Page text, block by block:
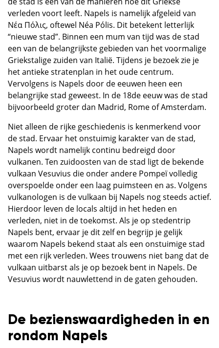
verleden voort leeft. Napels is namelijk afgeleid van
Νέα Πόλις, oftewel Néa Pólis. Dit betekent letterlijk
“nieuwe stad”. Binnen een mum van tijd was de stad
een van de belangrijkste gebieden van het voormalige
Griekstalige zuiden van Italië. Tijdens je bezoek zie je
het antieke stratenplan in het oude centrum.
Vervolgens is Napels door de eeuwen heen een
belangrijke stad geweest. In de 18de eeuw was de stad
bijvoorbeeld groter dan Madrid, Rome of Amsterdam.
Niet alleen de rijke geschiedenis is kenmerkend voor
de stad. Ervaar het onstuimig karakter van de stad,
Napels wordt namelijk continu bedreigd door
vulkanen. Ten zuidoosten van de stad ligt de bekende
vulkaan Vesuvius die onder andere Pompeï volledig
overspoelde onder een laag puimsteen en as. Volgens
vulkanologen is de vulkaan bij Napels nog steeds actief.
Hierdoor leven de locals altijd in het heden en
verleden, niet in de toekomst. Als je op stedentrip
Napels bent, ervaar je dit zelf en begrijp je gelijk
waarom Napels bekend staat als een onstuimige stad
met een rijk verleden. Wees trouwens niet bang dat de
vulkaan uitbarst als je op bezoek bent in Napels. De
Vesuvius wordt nauwlettend in de gaten gehouden.
De bezienswaardigheden in en
rondom Napels